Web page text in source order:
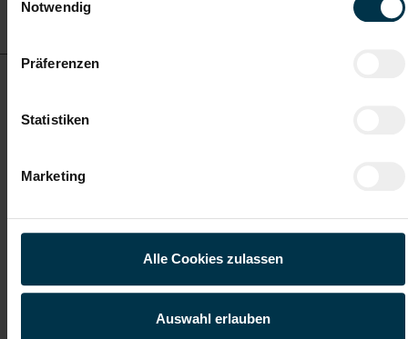
Notwendig
Präferenzen
Statistiken
Marketing
Alle Cookies zulassen
Auswahl erlauben